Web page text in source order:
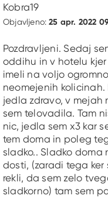
Kobra19
Objavljeno:25 apr. 2022
Pozdravljeni. Sedaj
oddihu in v hotelu
imeli na voljo
neomejenih kolicinah.
jedla zdravo, v mejah
sem telovadila. Tam
nic, jedla sem x3 kar
tem doma in poleg
sladko.. Sladko doma
dosti, (zaradi tega ker
rekli, da sem zelo
sladkorno) tam sem